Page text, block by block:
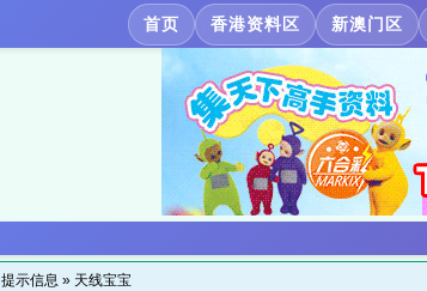
首页 香港资料区 新澳门区
提示信息 » 天线宝宝